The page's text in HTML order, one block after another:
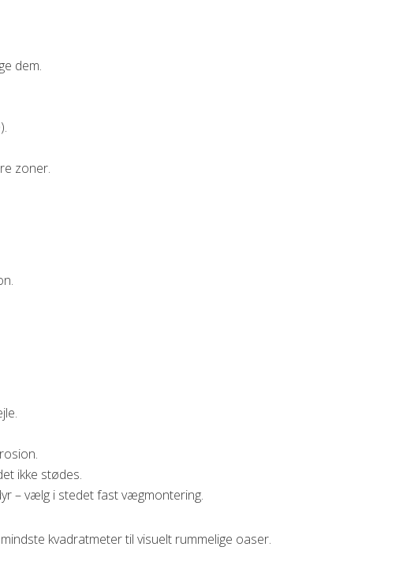
dem.
zoner.
ikke stødes.
– vælg i stedet fast vægmontering.
kvadratmeter til visuelt rummelige oaser.